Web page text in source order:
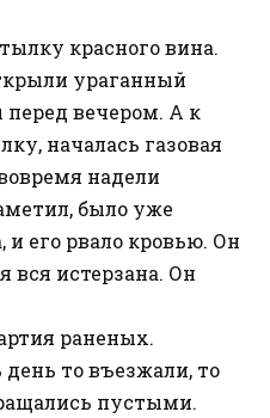
красного вина.
ураганный
перед вечером. А к
началась газовая
надели
было уже
и его рвало кровью. Он
истерзана. Он
раненых.
то въезжали, то
пустыми.